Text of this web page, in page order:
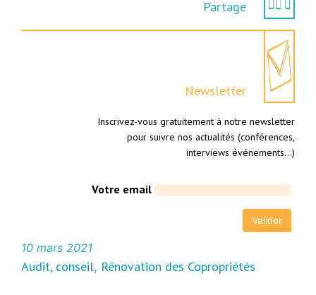
Partage
Newsletter
Inscrivez-vous gratuitement à notre newsletter
pour suivre nos actualités (conférences,
interviews événements…)
Votre email
10 mars 2021
Audit, conseil, Rénovation des Copropriétés